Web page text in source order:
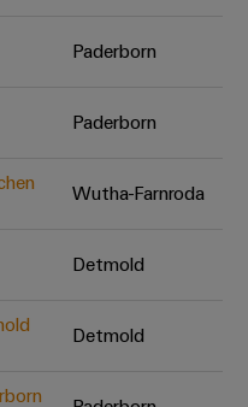
Unsere Neuheiten
im BereichPaderborn
Paderborn
Wutha-Farnroda
Detmold
Detmold